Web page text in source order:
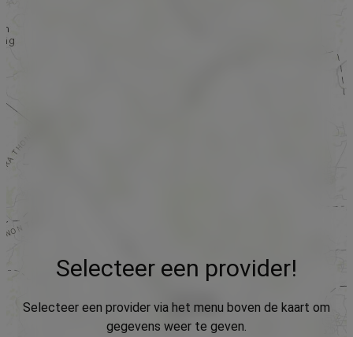
Selecteer een provider!
Selecteer een provider via het menu boven de kaart om
gegevens weer te geven.